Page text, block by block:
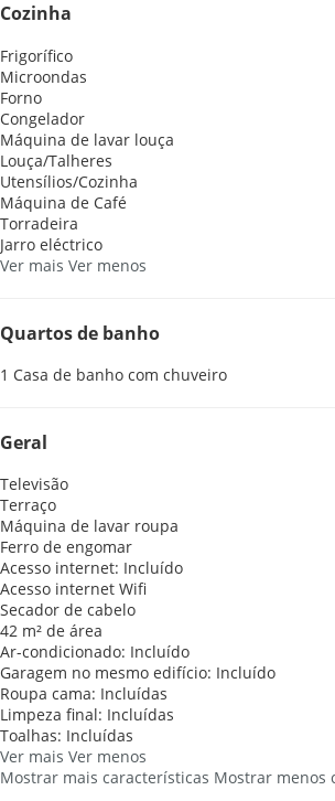
Cozinha
Frigorífico
Microondas
Forno
Congelador
Máquina de lavar louça
Louça/Talheres
Utensílios/Cozinha
Máquina de Café
Torradeira
Jarro eléctrico
Ver mais Ver menos
Quartos de banho
1 Casa de banho com chuveiro
Geral
Televisão
Terraço
Máquina de lavar roupa
Ferro de engomar
Acesso internet: Incluído
Acesso internet Wifi
Secador de cabelo
42 m² de área
Ar-condicionado: Incluído
Garagem no mesmo edifício: Incluído
Roupa cama: Incluídas
Limpeza final: Incluídas
Toalhas: Incluídas
Ver mais Ver menos
Mostrar mais características Mostrar menos